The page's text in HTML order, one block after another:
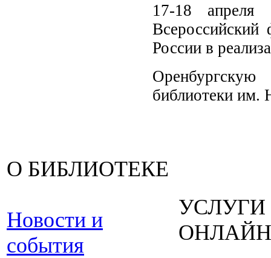
17-18 апреля
Всероссийский
России в
Оренбургскую
библиотеки им.
О БИБЛИОТЕКЕ
Новости и
события
УСЛУГИ
ОНЛАЙН